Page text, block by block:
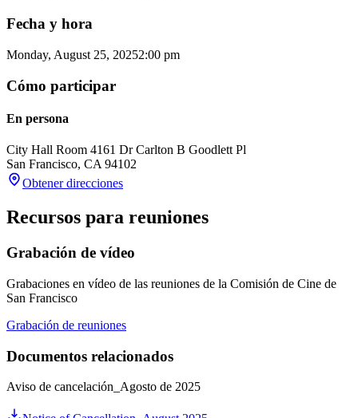
Fecha y hora
Monday, August 25, 20252:00 pm
Cómo participar
En persona
City Hall Room 4161 Dr Carlton B Goodlett Pl
San Francisco, CA 94102
Obtener direcciones
Recursos para reuniones
Grabación de vídeo
Grabaciones en vídeo de las reuniones de la Comisión de Cine de
San Francisco
Grabación de reuniones
Documentos relacionados
Aviso de cancelación_Agosto de 2025